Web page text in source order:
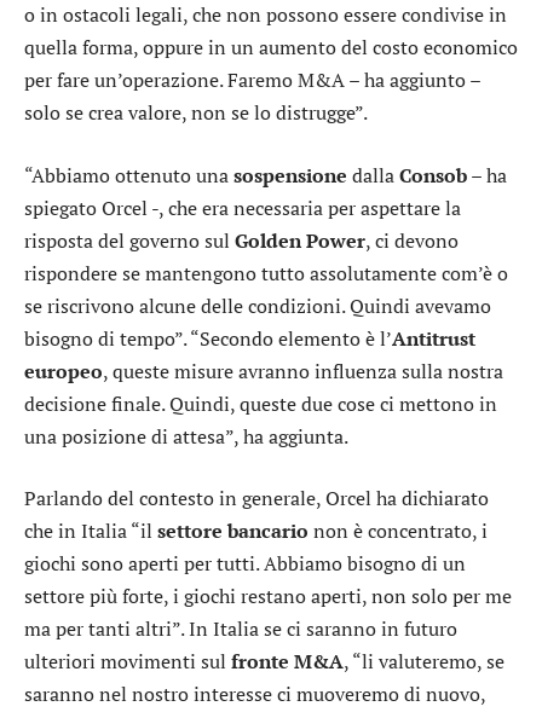
o in ostacoli legali, che non possono essere condivise in
quella forma, oppure in un aumento del costo economico
per fare un’operazione. Faremo M&A – ha aggiunto –
solo se crea valore, non se lo distrugge”.
“Abbiamo ottenuto unasospensione dallaConsob– ha
spiegato Orcel -, che era necessaria per aspettare la
risposta del governo sul Golden Power, ci devono
rispondere se mantengono tutto assolutamente com’è o
se riscrivono alcune delle condizioni. Quindi avevamo
bisogno di tempo”. “Secondo elemento è l’Antitrust
europeo, queste misure avranno influenza sulla nostra
decisione finale. Quindi, queste due cose ci mettono in
una posizione di attesa”, ha aggiunta.
Parlando del contesto in generale, Orcel ha dichiarato
che in Italia “il settore bancario non è concentrato, i
giochi sono aperti per tutti. Abbiamo bisogno di un
settore più forte, i giochi restano aperti, non solo per me
ma per tanti altri”. In Italia se ci saranno in futuro
ulteriori movimenti sul fronte M&A, “li valuteremo, se
saranno nel nostro interesse ci muoveremo di nuovo,